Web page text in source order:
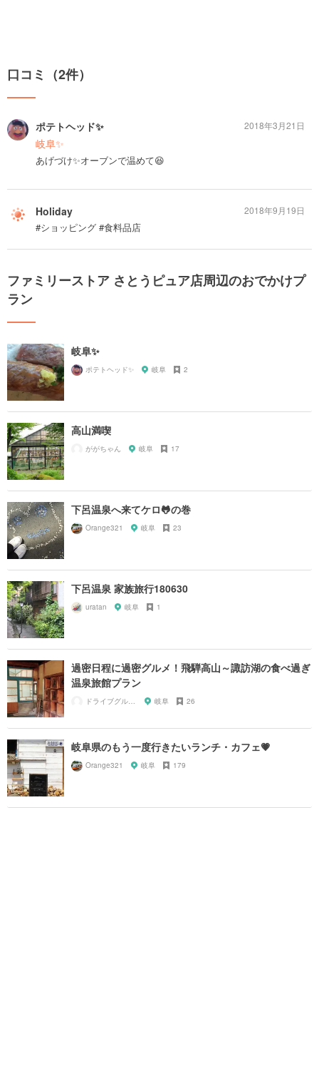
口コミ（2件）
ポテトヘッド✨
岐阜✨
あげづけ✨オーブンで温めて😆
2018年3月21日
Holiday
#ショッピング #食料品店
2018年9月19日
ファミリーストア さとうピュア店周辺のおでかけプ
ラン
岐阜✨
ポテトヘッド✨ 岐阜 2
高山満喫
ががちゃん 岐阜 17
下呂温泉へ来てケロ🐸の巻
Orange321 岐阜 23
下呂温泉 家族旅行180630
uratan 岐阜 1
過密日程に過密グルメ！飛騨高山～諏訪湖の食べ過ぎ
温泉旅館プラン
岐阜 26
岐阜県のもう一度行きたいランチ・カフェ💗
Orange321 岐阜 179